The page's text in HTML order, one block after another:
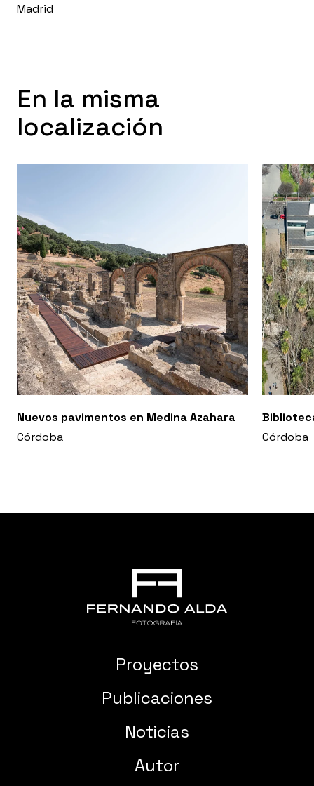
Madrid
En la misma
localización
Nuevos pavimentos en Medina Azahara
Córdoba
Córdoba
Proyectos
Publicaciones
Noticias
Autor